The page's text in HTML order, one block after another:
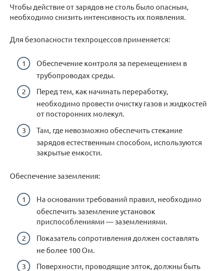
Чтобы действие от зарядов не столь было опасным,
необходимо снизить интенсивность их появления.
Для безопасности техпроцессов применяется:
Обеспечение контроля за перемещением в
трубопроводах среды.
Перед тем, как начинать переработку,
необходимо провести очистку газов и жидкостей
от посторонних молекул.
Там, где невозможно обеспечить стекание
зарядов естественным способом, используются
закрытые емкости.
Обеспечение заземления:
На основании требований правил, необходимо
обеспечить заземление установок
приспособлениями — заземлениями.
Показатель сопротивления должен составлять
не более 100 Ом.
Поверхности, проводящие элток, должны быть